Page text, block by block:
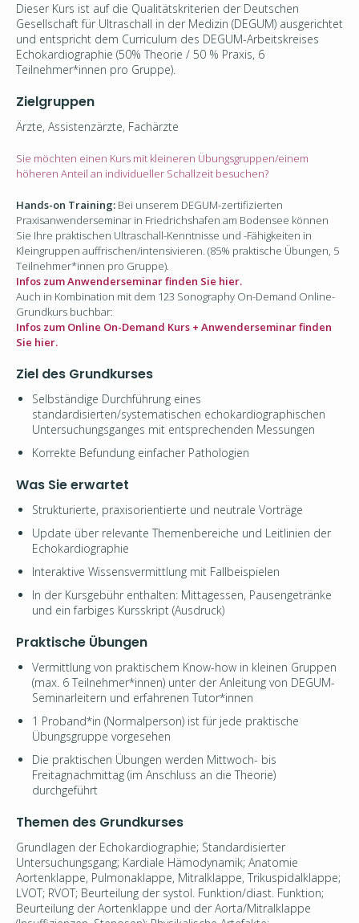
Dieser Kurs ist auf die Qualitätskriterien der Deutschen
Gesellschaft für Ultraschall in der Medizin (DEGUM) ausgerichtet
und entspricht dem Curriculum des DEGUM-Arbeitskreises
Echokardiographie (50% Theorie / 50 % Praxis, 6
Teilnehmer*innen pro Gruppe).
Zielgruppen
Ärzte, Assistenzärzte, Fachärzte
Sie möchten einen Kurs mit kleineren Übungsgruppen/einem
höheren Anteil an individueller Schallzeit besuchen?
Hands-on Training: Bei unserem DEGUM-zertifizierten
Praxisanwenderseminar in Friedrichshafen am Bodensee können
Sie Ihre praktischen Ultraschall-Kenntnisse und -Fähigkeiten in
Kleingruppen auffrischen/intensivieren. (85% praktische Übungen, 5
Teilnehmer*innen pro Gruppe).
Infos zum Anwenderseminar finden Sie hier.
Auch in Kombination mit dem 123 Sonography On-Demand Online-
Grundkurs buchbar:
Infos zum Online On-Demand Kurs + Anwenderseminar finden
Sie hier.
Ziel des Grundkurses
Selbständige Durchführung eines
standardisierten/systematischen echokardiographischen
Untersuchungsganges mit entsprechenden Messungen
Korrekte Befundung einfacher Pathologien
Was Sie erwartet
Strukturierte, praxisorientierte und neutrale Vorträge
Update über relevante Themenbereiche und Leitlinien der
Echokardiographie
Interaktive Wissensvermittlung mit Fallbeispielen
In der Kursgebühr enthalten: Mittagessen, Pausengetränke
und ein farbiges Kursskript (Ausdruck)
Praktische Übungen
Vermittlung von praktischem Know-how in kleinen Gruppen
(max. 6 Teilnehmer*innen) unter der Anleitung von DEGUM-
Seminarleitern und erfahrenen Tutor*innen
1 Proband*in (Normalperson) ist für jede praktische
Übungsgruppe vorgesehen
Die praktischen Übungen werden Mittwoch- bis
Freitagnachmittag (im Anschluss an die Theorie)
durchgeführt
Themen des Grundkurses
Grundlagen der Echokardiographie; Standardisierter
Untersuchungsgang; Kardiale Hämodynamik; Anatomie
Aortenklappe, Pulmonaklappe, Mitralklappe, Trikuspidalklappe;
LVOT; RVOT; Beurteilung der systol. Funktion/diast. Funktion;
Beurteilung der Aortenklappe und der Aorta/Mitralklappe